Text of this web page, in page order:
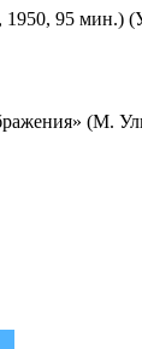
95 мин.)
(М.